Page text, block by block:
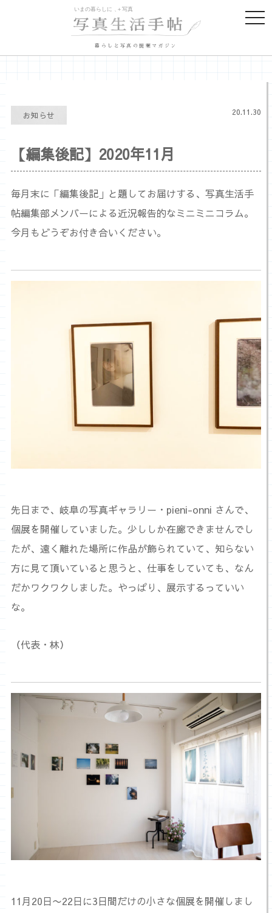
暮らしと写真の提案マガジン
お知らせ 20.11.30
【編集後記】2020年11月
毎月末に「編集後記」と題してお届けする、写真生活手
帖編集部メンバーによる近況報告的なミニミニコラム。
今月もどうぞお付き合いください。
先日まで、岐阜の写真ギャラリー・pieni-onni さんで、
個展を開催していました。少ししか在廊できませんでし
たが、遠く離れた場所に作品が飾られていて、知らない
方に見て頂いていると思うと、仕事をしていても、なん
だかワクワクしました。やっぱり、展示するっていい
な。
（代表・林）
11月20日〜22日に3日間だけの小さな個展を開催しまし